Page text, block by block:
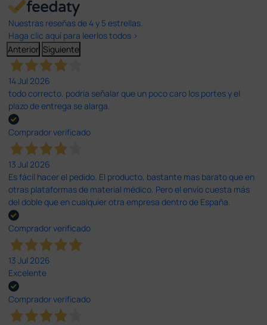
Nuestras reseñas de 4 y 5 estrellas.
Haga clic aquí para leerlos todos >
Anterior Siguiente
14 Jul 2026
todo correcto. podria señalar que un poco caro los portes y el
plazo de entrega se alarga.
Comprador verificado
13 Jul 2026
Es fácil hacer el pedido. El producto, bastante mas barato que en
otras plataformas de material médico. Pero el envío cuesta más
del doble que en cualquier otra empresa dentro de España.
Comprador verificado
13 Jul 2026
Excelente
Comprador verificado